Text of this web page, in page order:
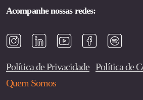
Acompanhe nossas redes:
Política de Privacidade Política de
Quem Somos